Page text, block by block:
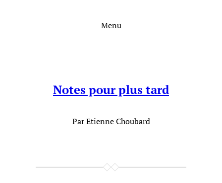
Menu
Notes pour plus tard
Par Etienne Choubard